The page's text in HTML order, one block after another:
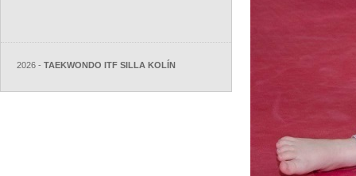
2026 - TAEKWONDO ITF SILLA KOLÍN